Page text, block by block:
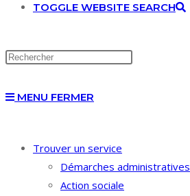
TOGGLE WEBSITE SEARCH
MENU FERMER
Trouver un service
Démarches administratives
Action sociale